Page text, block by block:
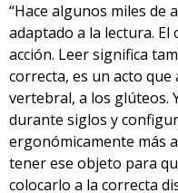
“Hace algunos miles de
adaptado a la lectura.
acción. Leer significa
correcta, es un acto que
vertebral, a los glúteos.
durante siglos y
ergonómicamente más
tener ese objeto para
colocarlo a la correcta